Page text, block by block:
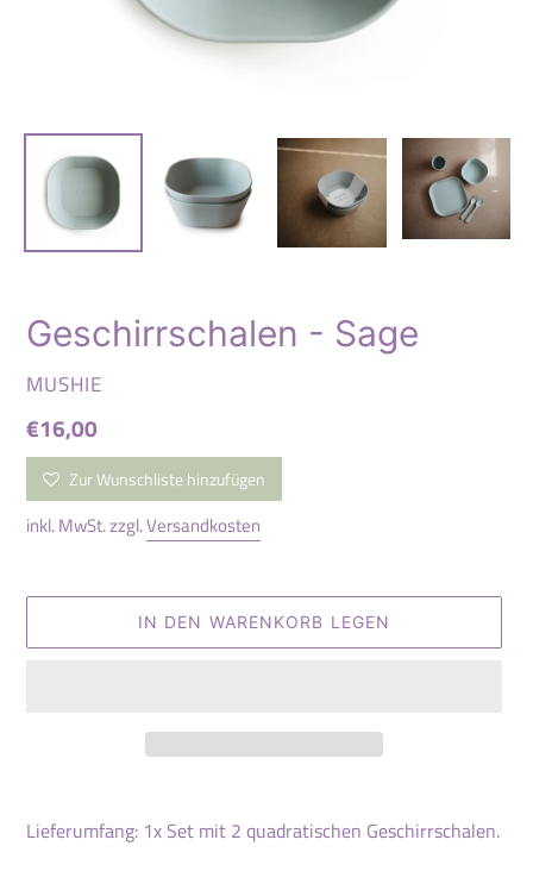
Geschirrschalen - Sage
VERKÄUFER
MUSHIE
Normaler
Preis
€16,00
Zur Wunschliste hinzufügen
inkl. MwSt. zzgl.Versandkosten
IN DEN WARENKORB LEGEN
wird
zum
Lieferumfang: 1x Set mit 2 quadratischen Geschirrschalen.